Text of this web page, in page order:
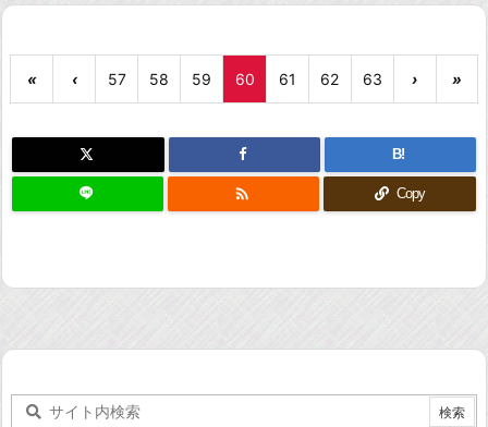
« ‹ 57 58 59 60 61 62 63 › »
B!
 Copy